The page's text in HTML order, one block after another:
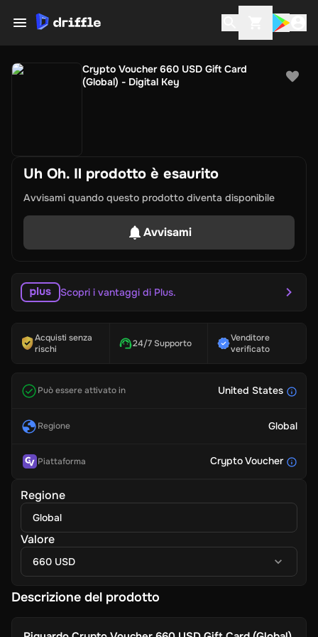
Crypto Voucher 660 USD Gift Card
(Global) - Digital Key
Uh Oh. Il prodotto è esaurito
Avvisami quando questo prodotto diventa disponibile
Avvisami
Scopri i vantaggi di Plus.
Acquisti senza
rischi
24/7 Supporto
Venditore
verificato
Può essere attivato in United States
Regione Global
Piattaforma Crypto Voucher
Regione
Global
Valore
660 USD
Descrizione del prodotto